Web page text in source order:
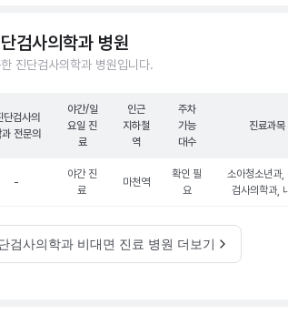
검사의학과 병원
진단검사의학과 병원입니다.
단검사의
전문의
야간/일
요일 진
료
인근
지하철
역
주차
가능
대수
진료과목
-
야간 진
료
마천역
확인 필
요
소아청소년과,
검사의학과,
검사의학과 비대면 진료 병원 더보기